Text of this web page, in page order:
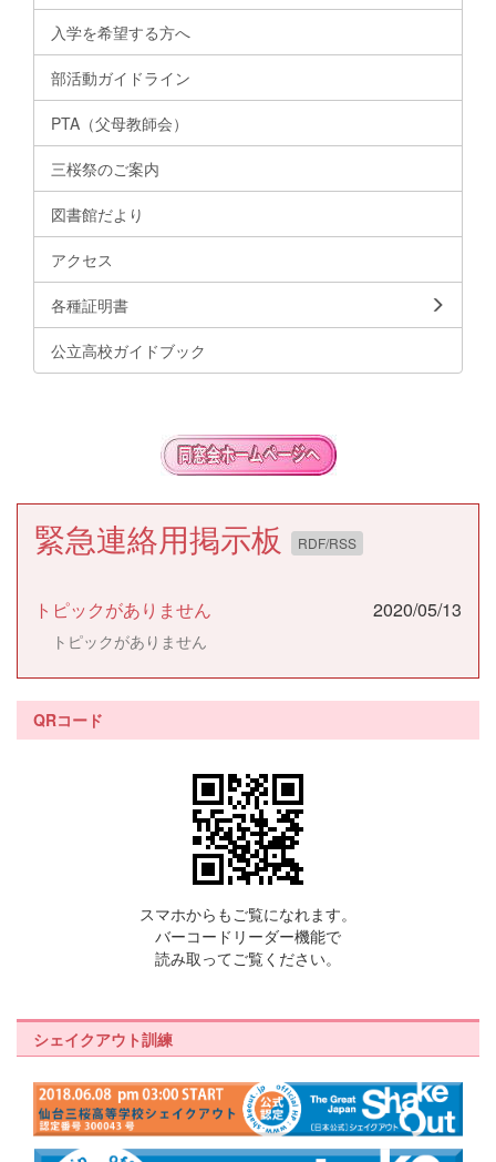
入学を希望する方へ
部活動ガイドライン
PTA（父母教師会）
三桜祭のご案内
図書館だより
アクセス
各種証明書
公立高校ガイドブック
緊急連絡用掲示板 RDF/RSS
トピックがありません 2020/05/13
トピックがありません
QRコード
スマホからもご覧になれます。
バーコードリーダー機能で
読み取ってご覧ください。
シェイクアウト訓練